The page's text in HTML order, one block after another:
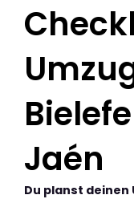
Jaén
Du planst deinen